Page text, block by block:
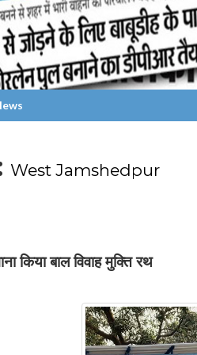
West Jamshedpur
किया बाल विवाह मुक्ति रथ